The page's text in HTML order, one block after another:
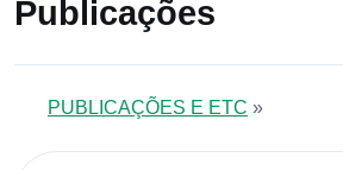
Publicações
PUBLICAÇÕES E ETC »